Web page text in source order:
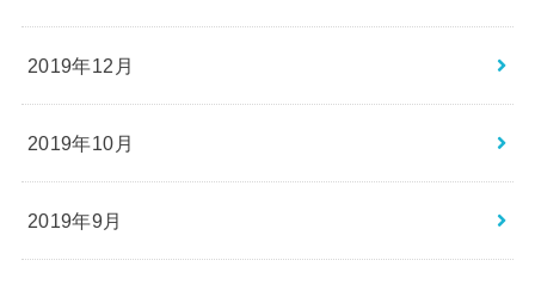
2019年12月
2019年10月
2019年9月